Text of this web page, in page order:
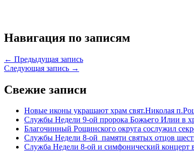
Навигация по записям
← Предыдущая запись
Следующая запись →
Свежие записи
Новые иконы украшают храм свят.Николая
Службы Недели 9-ой пророка Божьего Илии в
Благочинный Рощинского округа сослужил
Службы Недели 8-ой памяти святых отцов
Служба Недели 8-ой и симфонический концерт